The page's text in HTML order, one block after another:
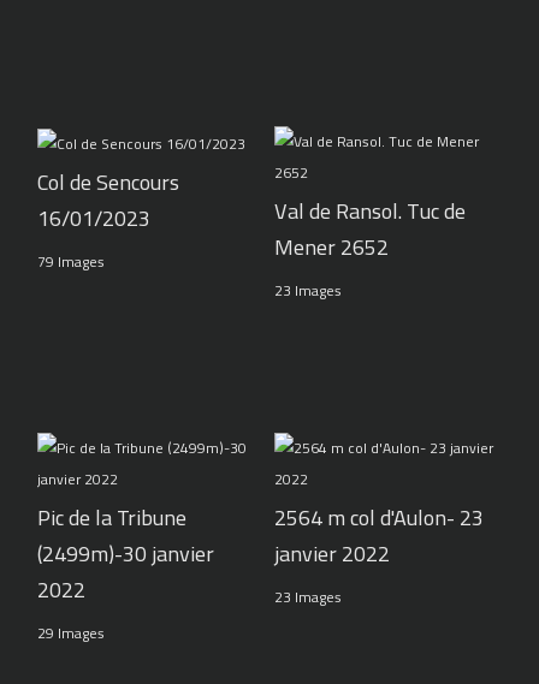
Col de Sencours
16/01/2023
79 Images
Val de Ransol. Tuc de
Mener 2652
23 Images
Pic de la Tribune
(2499m)-30 janvier
2022
29 Images
2564 m col d'Aulon- 23
janvier 2022
23 Images